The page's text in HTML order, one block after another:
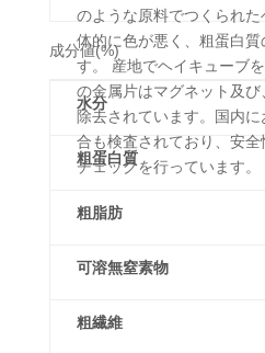
のような原料でつくられ
体的に色が悪く、粗蛋白
す。 産地でヘイキューブ
の金属片はマグネット及
除去されています。国内
合も検査されており、安
チェックを行っています。
成分値(%)
水分
粗蛋白質
粗脂肪
可溶無窒素物
粗繊維